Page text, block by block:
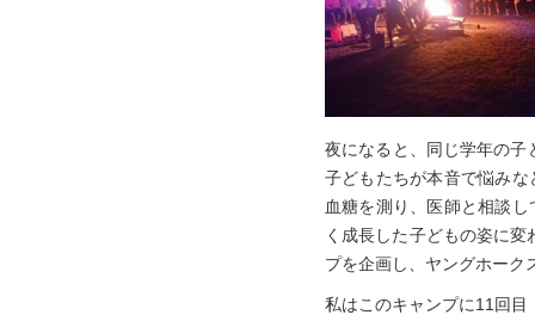
夜になると、同じ学年の
子どもたちが本音で悩み
血糖を測り、医師と相談
く成長した子どもの姿に
プを企画し、ヤングホーク
私はこのキャンプに11回